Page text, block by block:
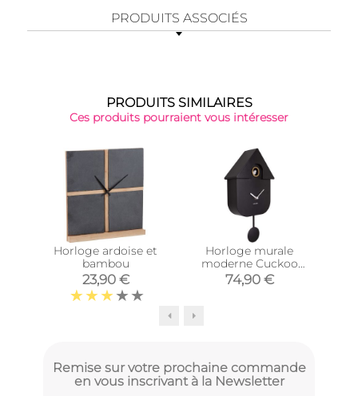
PRODUITS ASSOCIÉS
PRODUITS SIMILAIRES
Ces produits pourraient vous intéresser
Horloge ardoise et
bambou
23,90 €
Horloge murale
moderne Cuckoo
(Noir)
74,90 €
Remise sur votre prochaine commande
en vous inscrivant à la Newsletter